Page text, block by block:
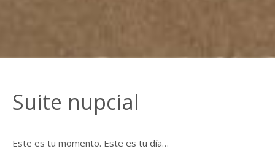
Suite nupcial
Este es tu momento. Este es tu día…